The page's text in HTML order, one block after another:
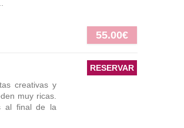
55.00€
creativas y
muy ricas.
al final de la
RESERVAR